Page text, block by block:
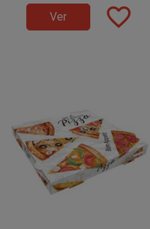
Ver favorite_border